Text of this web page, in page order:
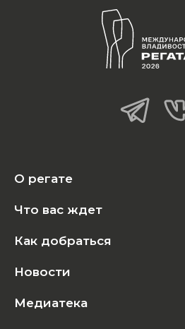
О регате
Что вас ждет
Как добраться
Новости
Медиатека